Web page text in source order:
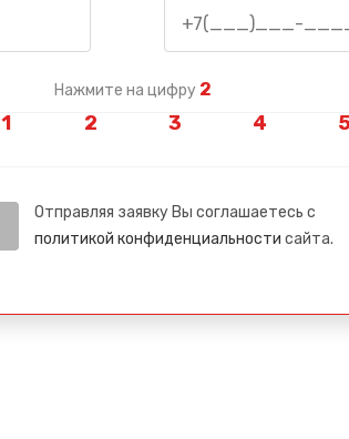
Нажмите на цифру 2
Отправляя заявку Вы соглашаетесь с
политикой конфиденциальности сайта.